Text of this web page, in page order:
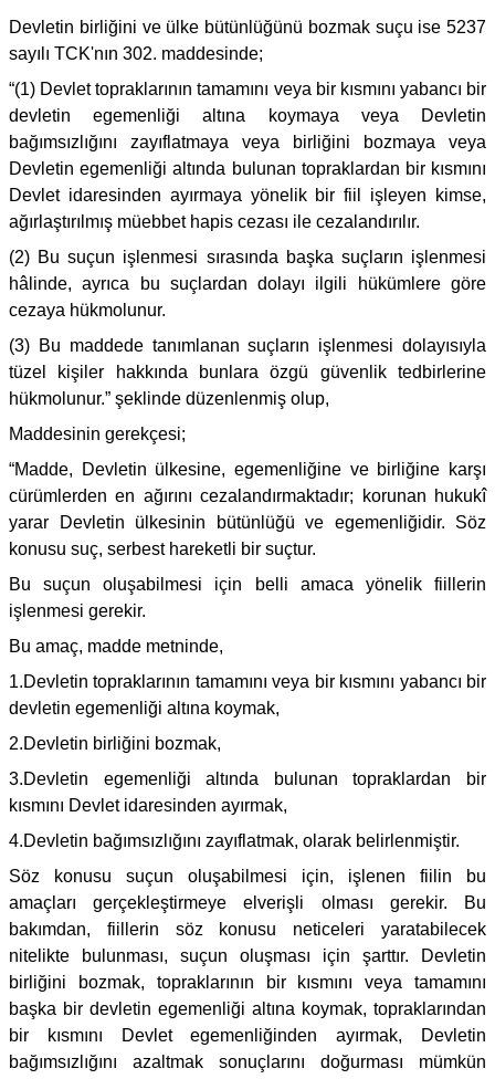
Devletin birliğini ve ülke bütünlüğünü bozmak suçu ise 5237
sayılı TCK'nın 302. maddesinde;
“(1) Devlet topraklarının tamamını veya bir kısmını yabancı bir
devletin egemenliği altına koymaya veya Devletin
bağımsızlığını zayıflatmaya veya birliğini bozmaya veya
Devletin egemenliği altında bulunan topraklardan bir kısmını
Devlet idaresinden ayırmaya yönelik bir fiil işleyen kimse,
ağırlaştırılmış müebbet hapis cezası ile cezalandırılır.
(2) Bu suçun işlenmesi sırasında başka suçların işlenmesi
hâlinde, ayrıca bu suçlardan dolayı ilgili hükümlere göre
cezaya hükmolunur.
(3) Bu maddede tanımlanan suçların işlenmesi dolayısıyla
tüzel kişiler hakkında bunlara özgü güvenlik tedbirlerine
hükmolunur.” şeklinde düzenlenmiş olup,
Maddesinin gerekçesi;
“Madde, Devletin ülkesine, egemenliğine ve birliğine karşı
cürümlerden en ağırını cezalandırmaktadır; korunan hukukî
yarar Devletin ülkesinin bütünlüğü ve egemenliğidir. Söz
konusu suç, serbest hareketli bir suçtur.
Bu suçun oluşabilmesi için belli amaca yönelik fiillerin
işlenmesi gerekir.
Bu amaç, madde metninde,
1.Devletin topraklarının tamamını veya bir kısmını yabancı bir
devletin egemenliği altına koymak,
2.Devletin birliğini bozmak,
3.Devletin egemenliği altında bulunan topraklardan bir
kısmını Devlet idaresinden ayırmak,
4.Devletin bağımsızlığını zayıflatmak, olarak belirlenmiştir.
Söz konusu suçun oluşabilmesi için, işlenen fiilin bu
amaçları gerçekleştirmeye elverişli olması gerekir. Bu
bakımdan, fiillerin söz konusu neticeleri yaratabilecek
nitelikte bulunması, suçun oluşması için şarttır. Devletin
birliğini bozmak, topraklarının bir kısmını veya tamamını
başka bir devletin egemenliği altına koymak, topraklarından
bir kısmını Devlet egemenliğinden ayırmak, Devletin
bağımsızlığını azaltmak sonuçlarını doğurması mümkün